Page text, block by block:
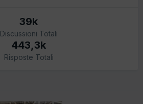
39k
Discussioni Totali
443,3k
Risposte Totali